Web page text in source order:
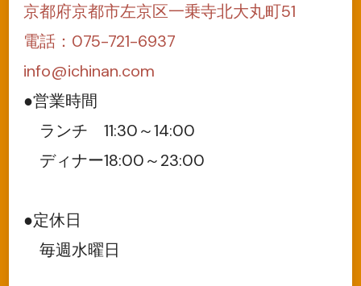
京都府京都市左京区一乗寺北大丸町51
電話：075-721-6937
info@ichinan.com
●営業時間
ランチ 11:30～14:00
ディナー18:00～23:00
●定休日
毎週水曜日